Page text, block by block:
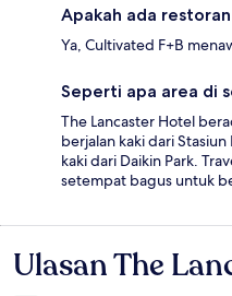
Apakah ada
Ya, Cultivated F+B
Seperti apa area di
The Lancaster Hotel
berjalan kaki dari
kaki dari Daikin Park.
setempat bagus untuk
Ulasan
Ulasan The